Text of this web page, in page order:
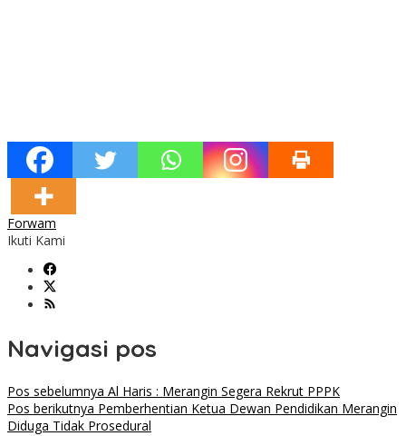
Forwam
Ikuti Kami
Navigasi pos
Pos sebelumnya Al Haris : Merangin Segera Rekrut PPPK
Pos berikutnya Pemberhentian Ketua Dewan Pendidikan Merangin
Diduga Tidak Prosedural